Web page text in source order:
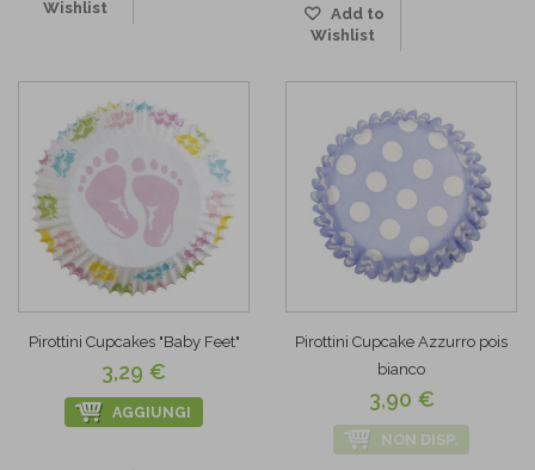
Wishlist
Add to
Wishlist
Pirottini Cupcakes "Baby Feet"
3,29 €
AGGIUNGI
Pirottini Cupcake Azzurro pois
bianco
3,90 €
NON DISP.